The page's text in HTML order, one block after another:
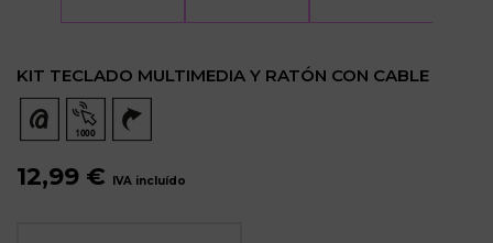
KIT TECLADO MULTIMEDIA Y RATÓN CON CABLE
12,99 € IVA incluído